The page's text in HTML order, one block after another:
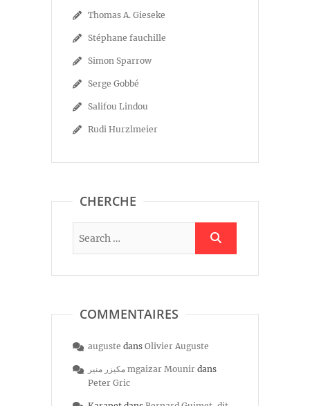
Thomas A. Gieseke
Stéphane fauchille
Simon Sparrow
Serge Gobbé
Salifou Lindou
Rudi Hurzlmeier
CHERCHE
COMMENTAIRES
auguste dans Olivier Auguste
مكيزر منير mgaizar Mounir dans
Peter Gric